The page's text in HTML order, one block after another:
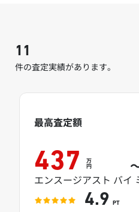
11
件の査定実績があります。
最高査定額
437 万
円
エンスージアスト バイ
4.9 PT